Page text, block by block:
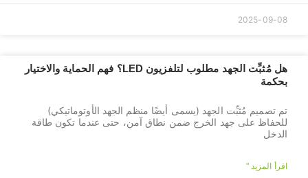
2025-09-08
هل مُثبِّت الجهد مطلوب لتلفزيون LED؟ فهم الحماية والاختيار
بحكمة
تم تصميم مُثبِّت الجهد (يسمى أيضًا منظم الجهد الأوتوماتيكي)
للحفاظ على جهد الخرج ضمن نطاق آمن، حتى عندما تكون طاقة
الدخل
اقرأ المزيد "